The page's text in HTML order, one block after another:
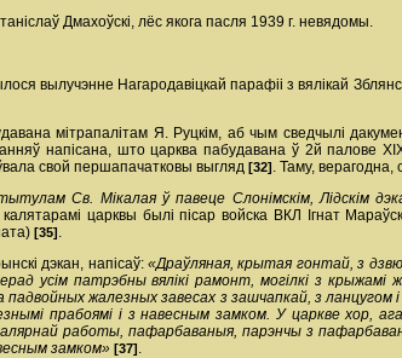
Дмахоўскі, лёс якога пасля 1939 г. невядомы.
вылучэнне Нагародавіцкай парафіі з вялікай
мітрапалітам Я. Руцкім, аб чым сведчылі
напісана, што царква пабудавана ў 2­й палове
свой першапачатковы выгляд [32]. Таму, верагодна,
Св. Мікалая ў павеце Слонімскім, Лідскім
царквы былі пісар войска ВКЛ Ігнат
[35].
дэкан, напісаў: «Драўляная, крытая гонтай, з
усім патрэбны вялікі рамонт, могілкі з крыжамі
жалезных завесах з зашчапкай, з ланцугом
прабоямі і з навесным замком. У царкве хор,
работы, пафарбаваныя, парэнчы з
замком» [37].